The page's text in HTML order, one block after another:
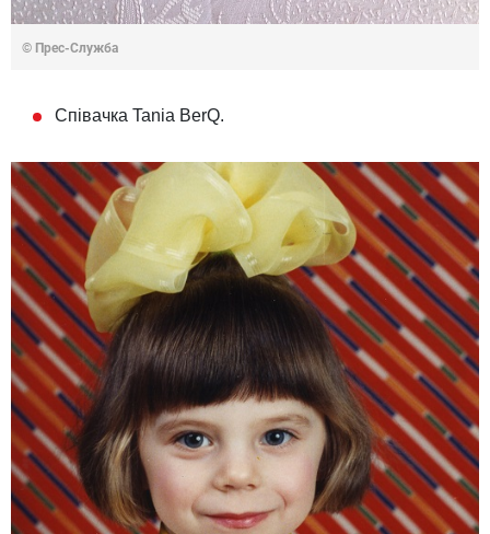
© Прес-Служба
Співачка Tania BerQ.